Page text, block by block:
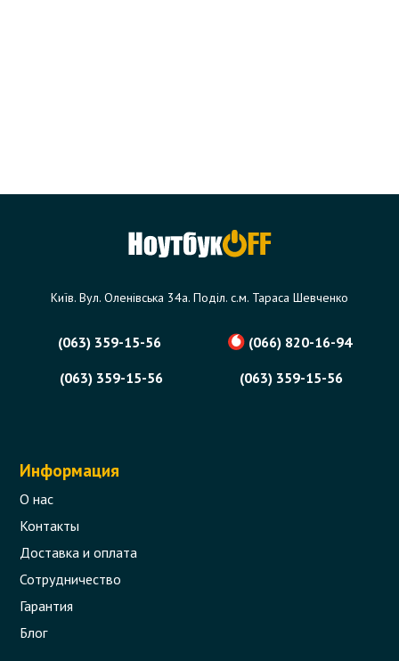
Київ. Вул. Оленівська 34а. Поділ. с.м. Тараса Шевченко
(063) 359-15-56
(066) 820-16-94
(063) 359-15-56
(063) 359-15-56
Информация
О нас
Контакты
Доставка и оплата
Сотрудничество
Гарантия
Блог